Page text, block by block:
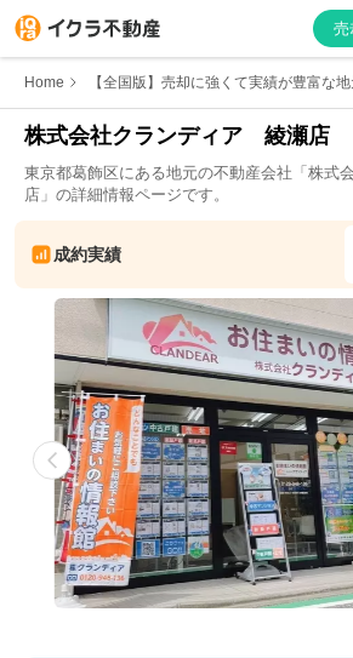
売
はじめての方へ
不動産会社を探す
物件の価格を知る
お家の売却を学ぶ
不動産会社向け情報
Home 【全国版】売却に強くて実績が豊富な
株式会社クランディア　綾瀬店
東京都葛飾区にある地元の不動産会社「 株式
店 」の詳細情報ページです。
成約実績